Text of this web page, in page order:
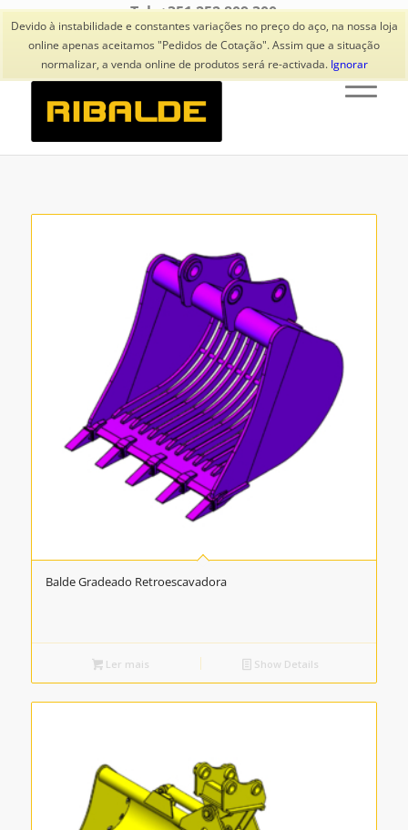
Devido à instabilidade e constantes variações no preço do aço, na nossa loja
online apenas aceitamos "Pedidos de Cotação". Assim que a situação
normalizar, a venda online de produtos será re-activada. Ignorar
Tel: +351 252 809 300
(Chamada para rede fixa nacional)
Balde Gradeado Retroescavadora
Ler mais Show Details